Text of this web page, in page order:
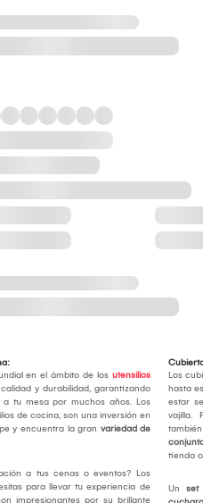
en el ámbito de los utensilios
y durabilidad, garantizando
a tu mesa por muchos años. Los
de cocina, son una inversión en
y encuentra la gran variedad de
a tus cenas o eventos? Los
para llevar tu experiencia de
impresionantes por su brillante
Los
hasta
estar
vajilla.
tienda
Unset